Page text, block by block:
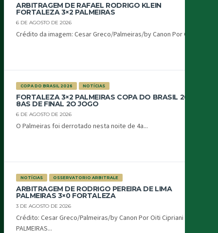
ARBITRAGEM DE RAFAEL RODRIGO KLEIN
FORTALEZA 3×2 PALMEIRAS
6 DE AGOSTO DE 2026
Crédito da imagem: Cesar Greco/Palmeiras/by Canon Por Oiti...
COPA DO BRASIL 2026 NOTÍCIAS
FORTALEZA 3×2 PALMEIRAS COPA DO BRASIL 2026
8AS DE FINAL 2O JOGO
6 DE AGOSTO DE 2026
O Palmeiras foi derrotado nesta noite de 4a...
NOTÍCIAS OSSERVATORIO ARBITRALE
ARBITRAGEM DE RODRIGO PEREIRA DE LIMA
PALMEIRAS 3×0 FORTALEZA
3 DE AGOSTO DE 2026
Crédito: Cesar Greco/Palmeiras/by Canon Por Oiti Cipriani
PALMEIRAS...